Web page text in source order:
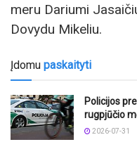
meru Dariumi
Dovydu Mikeliu.
Įdomu paskaityti
Policijos
rugpjūčio
2026-07-31